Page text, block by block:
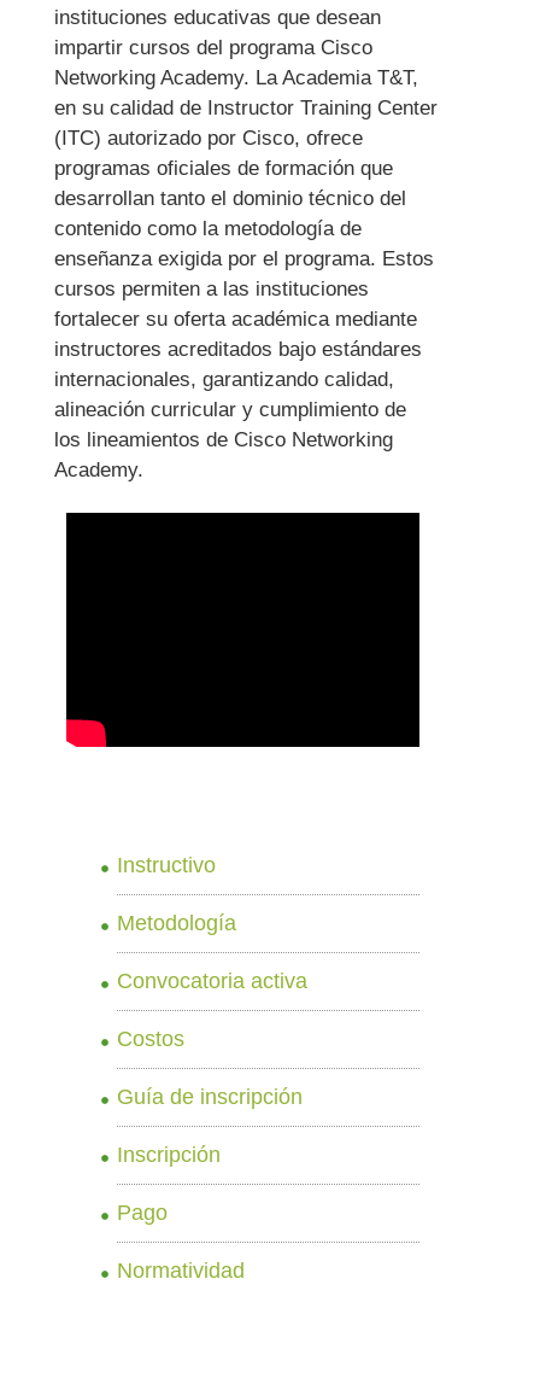
instituciones educativas que desean
impartir cursos del programa Cisco
Networking Academy. La Academia T&T,
en su calidad de Instructor Training Center
(ITC) autorizado por Cisco, ofrece
programas oficiales de formación que
desarrollan tanto el dominio técnico del
contenido como la metodología de
enseñanza exigida por el programa. Estos
cursos permiten a las instituciones
fortalecer su oferta académica mediante
instructores acreditados bajo estándares
internacionales, garantizando calidad,
alineación curricular y cumplimiento de
los lineamientos de Cisco Networking
Academy.
Instructivo
Metodología
Convocatoria activa
Costos
Guía de inscripción
Inscripción
Pago
Normatividad